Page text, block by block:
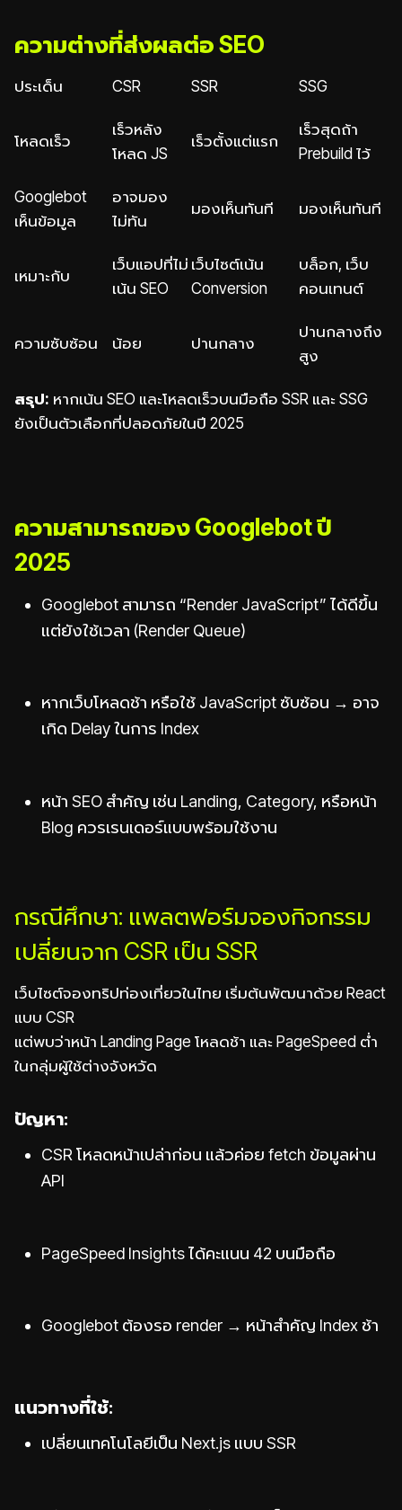
ความต่างที่ส่งผลต่อ SEO
ประเด็น CSR SSR SSG
โหลดเร็ว
เร็วหลัง
โหลด JS
เร็วตั้งแต่แรก
เร็วสุดถ้า
Prebuild ไว้
Googlebot
เห็นข้อมูล
อาจมอง
ไม่ทัน
มองเห็นทันที มองเห็นทันที
เหมาะกับ
เว็บแอปที่ไม่
เน้น SEO
เว็บไซต์เน้น
Conversion
บล็อก, เว็บ
คอนเทนต์
ความซับซ้อน น้อย ปานกลาง
ปานกลางถึง
สูง
สรุป: หากเน้น SEO และโหลดเร็วบนมือถือ SSR และ SSG
ยังเป็นตัวเลือกที่ปลอดภัยในปี 2025
ความสามารถของ Googlebot ปี
2025
Googlebot สามารถ “Render JavaScript” ได้ดีขึ้น
แต่ยังใช้เวลา (Render Queue)
หากเว็บโหลดช้า หรือใช้ JavaScript ซับซ้อน → อาจ
เกิด Delay ในการ Index
หน้า SEO สำคัญ เช่น Landing, Category, หรือหน้า
Blog ควรเรนเดอร์แบบพร้อมใช้งาน
กรณีศึกษา: แพลตฟอร์มจองกิจกรรม
เปลี่ยนจาก CSR เป็น SSR
เว็บไซต์จองทริปท่องเที่ยวในไทย เริ่มต้นพัฒนาด้วย React
แบบ CSR
แต่พบว่าหน้า Landing Page โหลดช้า และ PageSpeed ต่ำ
ในกลุ่มผู้ใช้ต่างจังหวัด
ปัญหา:
CSR โหลดหน้าเปล่าก่อน แล้วค่อย fetch ข้อมูลผ่าน
API
PageSpeed Insights ได้คะแนน 42 บนมือถือ
Googlebot ต้องรอ render → หน้าสำคัญ Index ช้า
แนวทางที่ใช้:
เปลี่ยนเทคโนโลยีเป็น Next.js แบบ SSR